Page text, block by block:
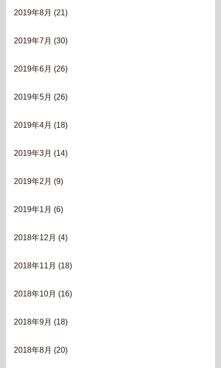
2019年8月 (21)
2019年7月 (30)
2019年6月 (26)
2019年5月 (26)
2019年4月 (18)
2019年3月 (14)
2019年2月 (9)
2019年1月 (6)
2018年12月 (4)
2018年11月 (18)
2018年10月 (16)
2018年9月 (18)
2018年8月 (20)